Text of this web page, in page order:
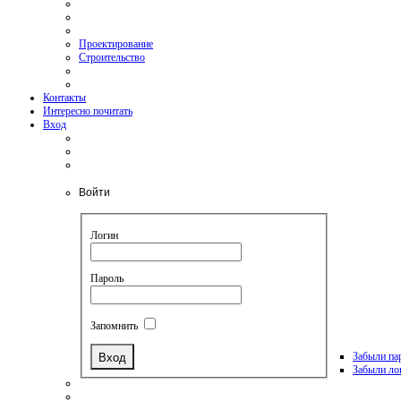
Проектирование
Строительство
Контакты
Интересно почитать
Вход
Войти
Логин
Пароль
Запомнить
Забыли
Забыли